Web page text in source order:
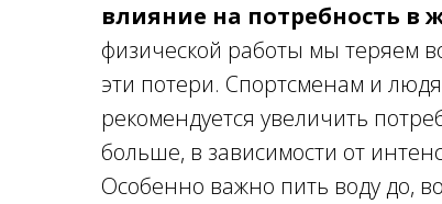
влияние на потребность в
физической работы мы теряем
эти потери. Спортсменам и
рекомендуется увеличить
больше, в зависимости от
Особенно важно пить воду до,